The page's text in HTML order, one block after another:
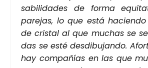
sa­bi­li­da­des de for­ma
pare­jas, lo que está
de cris­tal al que muchas se
das se esté des­di­bu­jan­do.
hay com­pa­ñías en las que